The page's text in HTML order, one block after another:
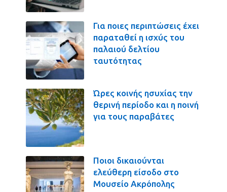
Για ποιες περιπτώσεις έχει
παραταθεί η ισχύς του
παλαιού δελτίου
ταυτότητας
Ώρες κοινής ησυχίας την
θερινή περίοδο και η ποινή
για τους παραβάτες
Ποιοι δικαιούνται
ελεύθερη είσοδο στο
Μουσείο Ακρόπολης